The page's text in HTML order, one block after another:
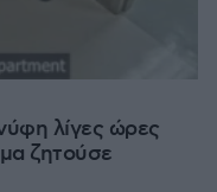
λίγες ώρες
ζητούσε